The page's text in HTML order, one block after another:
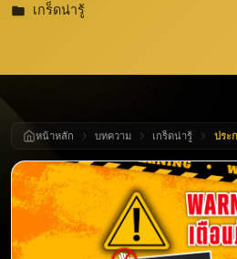
เกร็ดน่ารู้
หน้าหลัก บทความ เกร็ดน่ารู้